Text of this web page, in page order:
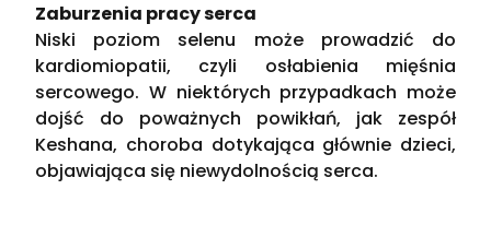
Zaburzenia pracy serca
Niski poziom selenu może prowadzić do
kardiomiopatii, czyli osłabienia mięśnia
sercowego. W niektórych przypadkach może
dojść do poważnych powikłań, jak zespół
Keshana, choroba dotykająca głównie dzieci,
objawiająca się niewydolnością serca​.